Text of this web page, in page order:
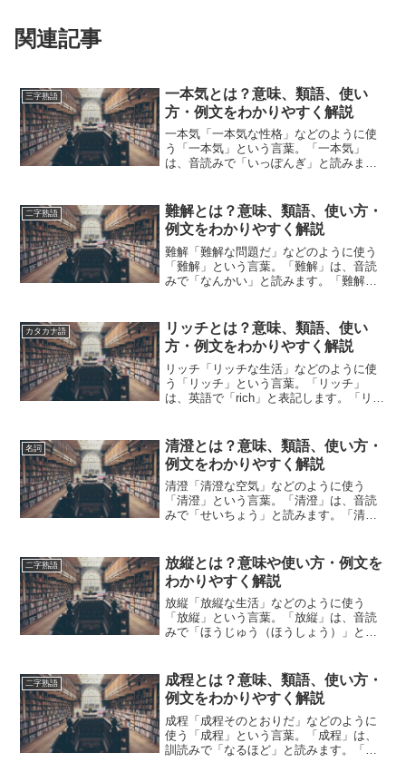
関連記事
三字熟語
一本気とは？意味、類語、使い
方・例文をわかりやすく解説
一本気「一本気な性格」などのように使
う「一本気」という言葉。「一本気」
は、音読みで「いっぽんぎ」と読みま
気」の意味や使い方について、小説など
の用例を紹介して、わかりやすく...
二字熟語
難解とは？意味、類語、使い方・
例文をわかりやすく解説
難解「難解な問題だ」などのように使う
「難解」という言葉。「難解」は、音読
みで「なんかい」と読みます。「難解」
方や類語について、小説などの用例を紹
介しながら、わかりやすく解...
カタカナ語
リッチとは？意味、類語、使い
方・例文をわかりやすく解説
リッチ「リッチな生活」などのように使
う「リッチ」という言葉。「リッチ」
は、英語で「rich」と表記します。「リッ
使い方や類語について、小説などの用例
を紹介しながら、わか...
名詞
清澄とは？意味、類語、使い方・
例文をわかりやすく解説
清澄「清澄な空気」などのように使う
「清澄」という言葉。「清澄」は、音読
みで「せいちょう」と読みます。「清
い方や類語について、小説などの用例を
紹介して、わかりやすく解説し...
二字熟語
放縦とは？意味や使い方・例文を
わかりやすく解説
放縦「放縦な生活」などのように使う
「放縦」という言葉。「放縦」は、音読
みで「ほうじゅう（ほうしょう）」と読
縦」の意味や使い方について、小説など
の用例を紹介して、わかりやす...
二字熟語
成程とは？意味、類語、使い方・
例文をわかりやすく解説
成程「成程そのとおりだ」などのように
使う「成程」という言葉。「成程」は、
訓読みで「なるほど」と読みます。「成